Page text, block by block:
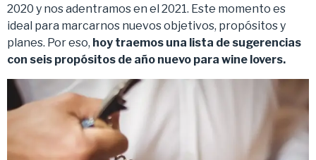
2020 y nos adentramos en el 2021. Este momento es
ideal para marcarnos nuevos objetivos, propósitos y
planes. Por eso, hoy traemos una lista de sugerencias
con seis propósitos de año nuevo para wine lovers.